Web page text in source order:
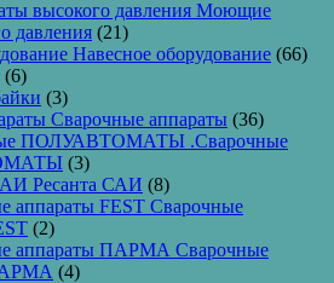
Моющие
давления (21)
Навесное оборудование (66)
(6)
(3)
Сварочные аппараты (36)
.Сварочные
(3)
Ресанта САИ (8)
Сварочные
(2)
Сварочные
(4)